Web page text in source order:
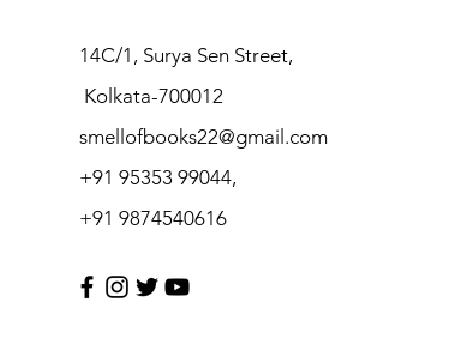
14C/1, Surya Sen Street,
Kolkata-700012
smellofbooks22@gmail.com
+91 95353 99044,
+91 9874540616